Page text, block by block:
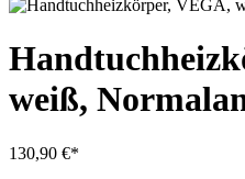
weiß,
130,90 €*